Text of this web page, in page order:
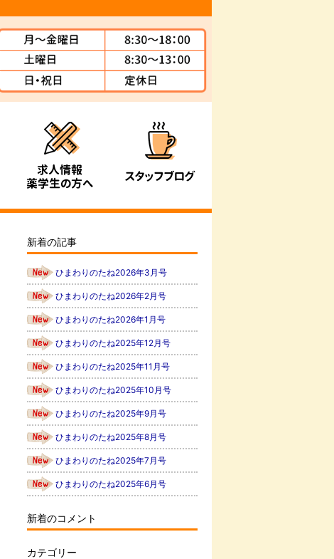
新着の記事
ひまわりのたね2026年3月号
ひまわりのたね2026年2月号
ひまわりのたね2026年1月号
ひまわりのたね2025年12月号
ひまわりのたね2025年11月号
ひまわりのたね2025年10月号
ひまわりのたね2025年9月号
ひまわりのたね2025年8月号
ひまわりのたね2025年7月号
ひまわりのたね2025年6月号
新着のコメント
カテゴリー